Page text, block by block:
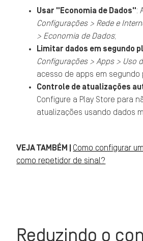
Usar "Economia de Dados":
Configurações > Rede e
> Economia de Dados;
Limitar dados em segundo
Configurações > Apps > Uso
acesso de apps em segundo
Controle de atualizações
Configure a Play Store para
atualizações usando dados
VEJA TAMBÉM | Como configurar
como repetidor de sinal?
Reduzindo o